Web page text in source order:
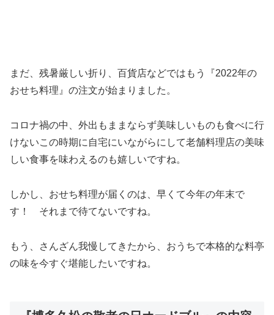
まだ、残暑厳しい折り、百貨店などではもう『2022年の
おせち料理』の注文が始まりました。
コロナ禍の中、外出もままならず美味しいものも食べに行
けないこの時期に自宅にいながらにして老舗料理店の美味
しい食事を味わえるのも嬉しいですね。
しかし、おせち料理が届くのは、早くて今年の年末で
す！ それまで待てないですね。
もう、さんざん我慢してきたから、おうちで本格的な料亭
の味を今すぐ堪能したいですね。